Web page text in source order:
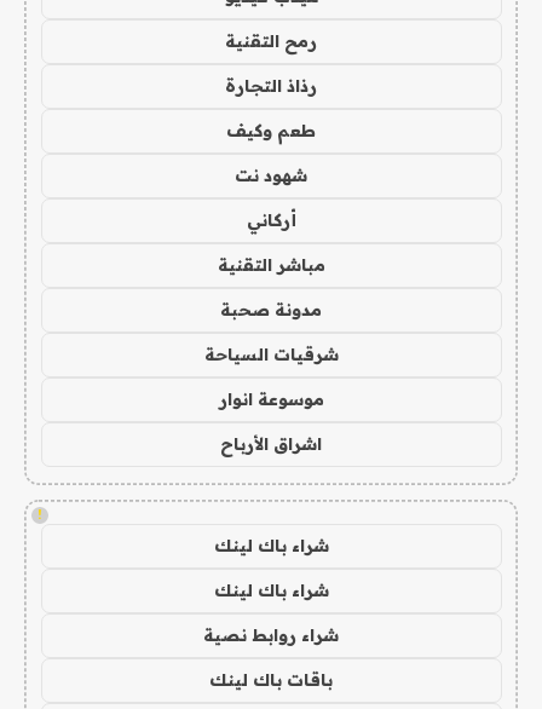
رمح التقنية
رذاذ التجارة
طعم وكيف
شهود نت
أركاني
مباشر التقنية
مدونة صحبة
شرقيات السياحة
موسوعة انوار
اشراق الأرباح
!
شراء باك لينك
شراء باك لينك
شراء روابط نصية
باقات باك لينك